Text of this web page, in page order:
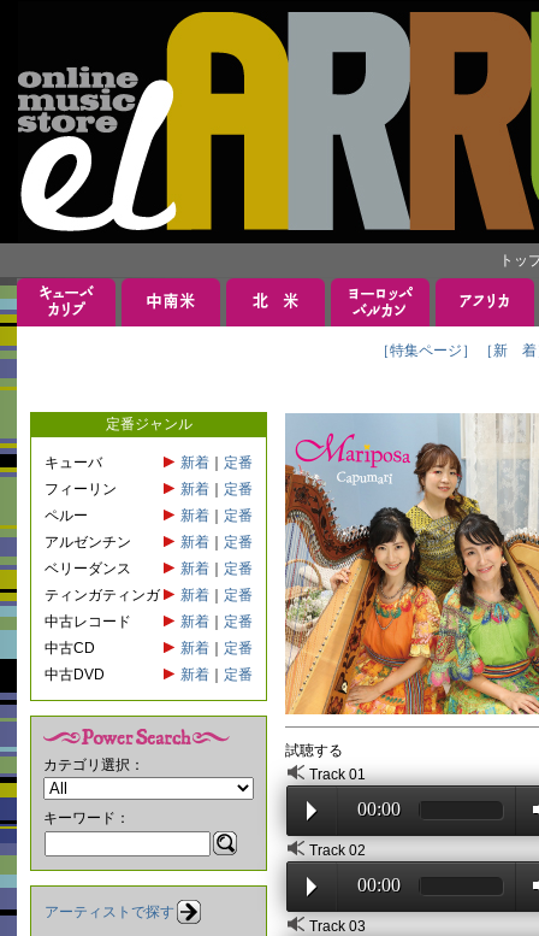
トッ
［特集ページ］ ［新 着
定番ジャンル
キューバ 新着
定番
フィーリン
新着
定番
ペルー
新着
定番
アルゼンチン
新着
定番
ベリーダンス
新着
定番
ティンガティンガ
新着
定番
中古レコード
新着
定番
中古CD
新着
定番
中古DVD
新着 定番
カテゴリ選択：
キーワード：
アーティストで探す
試聴する
Track 01
00:00
Track 02
00:00
Track 03